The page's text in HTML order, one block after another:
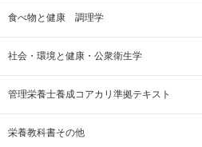
食べ物と健康 調理学
社会・環境と健康・公衆衛生学
管理栄養士養成コアカリ準拠テキスト
栄養教科書その他